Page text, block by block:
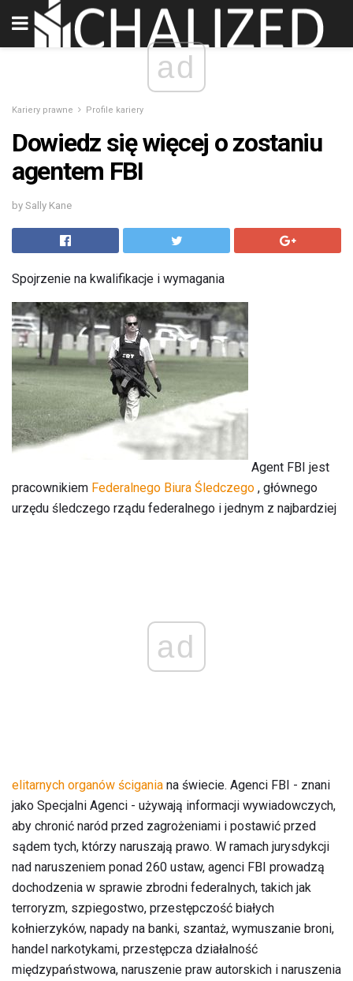
ad
Kariery prawne Profile kariery
Dowiedz się więcej o zostaniu
agentem FBI
by Sally Kane
Spojrzenie na kwalifikacje i wymagania
Agent FBI jest
pracownikiem Federalnego Biura Śledczego , głównego
urzędu śledczego rządu federalnego i jednym z najbardziej
ad
elitarnych organów ścigania na świecie. Agenci FBI - znani
jako Specjalni Agenci - używają informacji wywiadowczych,
aby chronić naród przed zagrożeniami i postawić przed
sądem tych, którzy naruszają prawo. W ramach jurysdykcji
nad naruszeniem ponad 260 ustaw, agenci FBI prowadzą
dochodzenia w sprawie zbrodni federalnych, takich jak
terroryzm, szpiegostwo, przestępczość białych
kołnierzyków, napady na banki, szantaż, wymuszanie broni,
handel narkotykami, przestępcza działalność
międzypaństwowa, naruszenie praw autorskich i naruszenia